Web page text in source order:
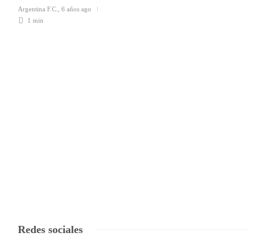
Argentina F.C.
6 años ago
1 min
Redes sociales